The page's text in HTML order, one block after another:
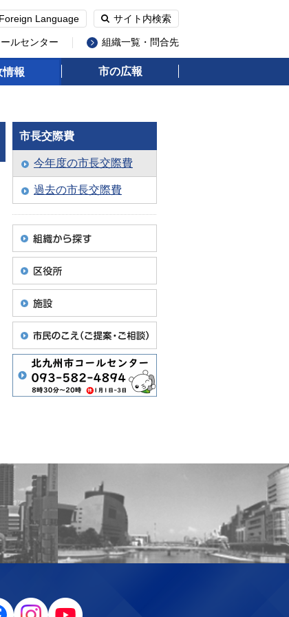
Foreign Language サイト内検索
ルセンター 組織一覧・問合先
情報 市の広報
市長交際費
今年度の市長交際費
過去の市長交際費